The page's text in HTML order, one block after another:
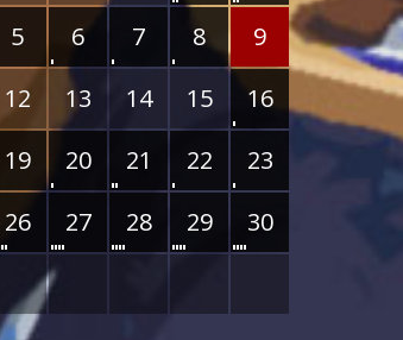
5 6 7 8
9
12 13 14 15
16
19 20 21 22
23
26 27 28 29
30